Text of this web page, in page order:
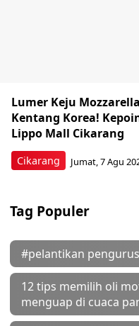
Cikarang
Lumer Keju
Kentang Korea!
Lippo Mall Cikarang
Jumat, 7 Agu
Tag Populer
#pelantikan
12 tips memilih oli
menguap di cuaca